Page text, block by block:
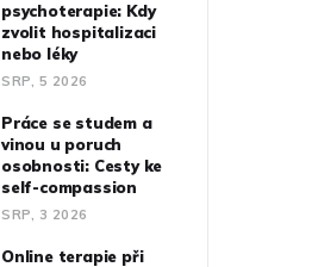
psychoterapie: Kdy
zvolit hospitalizaci
nebo léky
SRP, 5 2026
Práce se studem a
vinou u poruch
osobnosti: Cesty ke
self-compassion
SRP, 3 2026
Online terapie při